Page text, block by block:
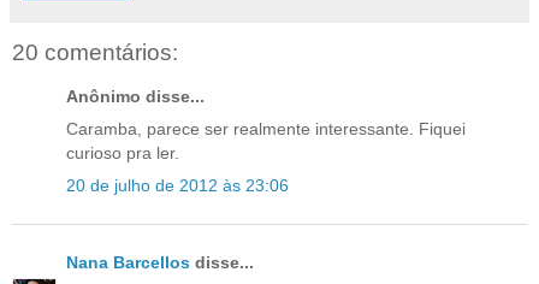
20 comentários:
Anônimo disse...
Caramba, parece ser realmente interessante. Fiquei
curioso pra ler.
20 de julho de 2012 às 23:06
Nana Barcellos disse...